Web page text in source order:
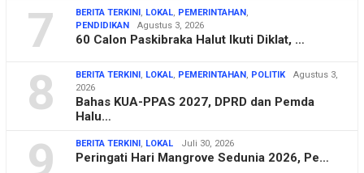
7 BERITA TERKINI LOKAL PEMERINTAHAN
PENDIDIKAN
Agustus 3, 2026
60 Calon Paskibraka Halut Ikuti Diklat, …
8 BERITA TERKINI LOKAL PEMERINTAHAN POLITIK
Agustus 3,
2026
Bahas KUA-PPAS 2027, DPRD dan Pemda
Halu…
9 BERITA TERKINI LOKAL Juli 30, 2026
Peringati Hari Mangrove Sedunia 2026, Pe…